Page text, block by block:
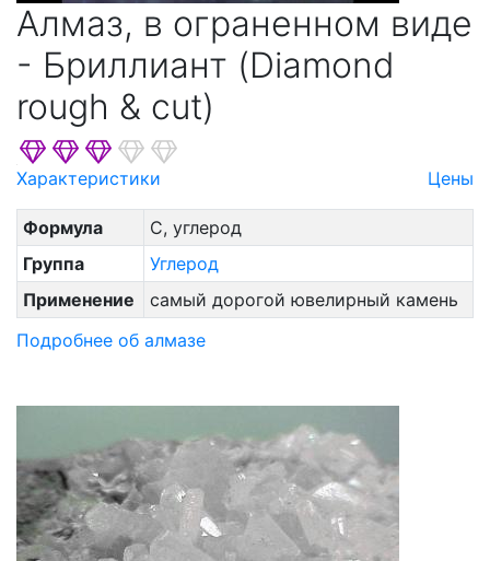
Алмаз, в ограненном виде
- Бриллиант (Diamond
rough & cut)
Характеристики Цены
Формула
C, углерод
Группа
Углерод
Применение
самый дорогой ювелирный камень
Подробнее об алмазе